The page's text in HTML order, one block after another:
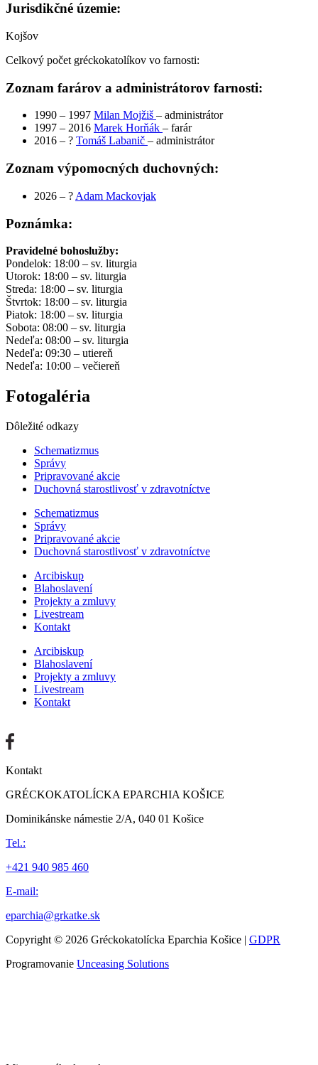
Jurisdikčné územie:
Kojšov
Celkový počet gréckokatolíkov vo farnosti:
Zoznam farárov a administrátorov farnosti:
1990 – 1997 Milan Mojžiš – administrátor
1997 – 2016 Marek Horňák – farár
2016 – ? Tomáš Labanič – administrátor
Zoznam výpomocných duchovných:
2026 – ? Adam Mackovjak
Poznámka:
Pravidelné bohoslužby:
Pondelok: 18:00 – sv. liturgia
Utorok: 18:00 – sv. liturgia
Streda: 18:00 – sv. liturgia
Štvrtok: 18:00 – sv. liturgia
Piatok: 18:00 – sv. liturgia
Sobota: 08:00 – sv. liturgia
Nedeľa: 08:00 – sv. liturgia
Nedeľa: 09:30 – utiereň
Nedeľa: 10:00 – večiereň
Fotogaléria
Dôležité odkazy
Schematizmus
Správy
Pripravované akcie
Duchovná starostlivosť v zdravotníctve
Schematizmus
Správy
Pripravované akcie
Duchovná starostlivosť v zdravotníctve
Arcibiskup
Blahoslavení
Projekty a zmluvy
Livestream
Kontakt
Arcibiskup
Blahoslavení
Projekty a zmluvy
Livestream
Kontakt
Kontakt
GRÉCKOKATOLÍCKA EPARCHIA KOŠICE
Dominikánske námestie 2/A, 040 01 Košice
Tel.:
+421 940 985 460
E-mail:
eparchia@grkatke.sk
Copyright © 2026 Gréckokatolícka Eparchia Košice | GDPR
Programovanie Unceasing Solutions